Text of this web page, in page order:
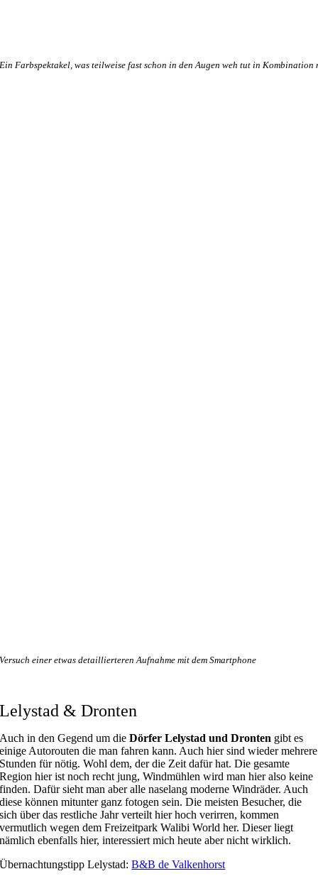
Ein Farbspektakel, was teilweise fast schon in den Augen weh tut in Kombination
Versuch einer etwas detaillierteren Aufnahme mit dem Smartphone
Lelystad & Dronten
Auch in den Gegend um dieDörfer Lelystad und Dronten gibt es
einige Autorouten die man fahren kann. Auch hier sind wieder mehrere
Stunden für nötig. Wohl dem, der die Zeit dafür hat. Die gesamte
Region hier ist noch recht jung, Windmühlen wird man hier also keine
finden. Dafür sieht man aber alle naselang moderne Windräder. Auch
diese können mitunter ganz fotogen sein. Die meisten Besucher, die
sich über das restliche Jahr verteilt hier hoch verirren, kommen
vermutlich wegen dem Freizeitpark Walibi World her. Dieser liegt
nämlich ebenfalls hier, interessiert mich heute aber nicht wirklich.
Übernachtungstipp Lelystad:B&B de Valkenhorst